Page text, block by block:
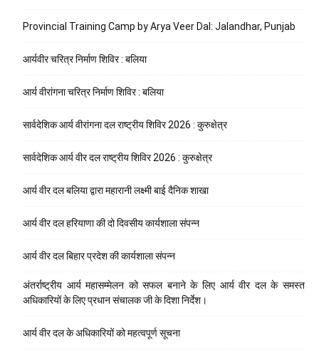
Provincial Training Camp by Arya Veer Dal: Jalandhar, Punjab
आर्यवीर चरित्र निर्माण शिविर : बलिया
आर्य वीरांगना चरित्र निर्माण शिविर : बलिया
सार्वदेशिक आर्य वीरांगना दल राष्ट्रीय शिविर 2026 : कुरुक्षेत्र
सार्वदेशिक आर्य वीर दल राष्ट्रीय शिविर 2026 : कुरुक्षेत्र
आर्य वीर दल बलिया द्वारा महारानी लक्ष्मी बाई दैनिक शाखा
आर्य वीर दल हरियाणा की दो दिवसीय कार्यशाला संपन्न
आर्य वीर दल बिहार प्रदेश की कार्यशाला संपन्न
अंतर्राष्ट्रीय आर्य महासम्मेलन को सफल बनाने के लिए आर्य वीर दल के समस्त
अधिकारियों के लिए प्रधान संचालक जी के दिशा निर्देश।
आर्य वीर दल के अधिकारियों को महत्वपूर्ण सूचना